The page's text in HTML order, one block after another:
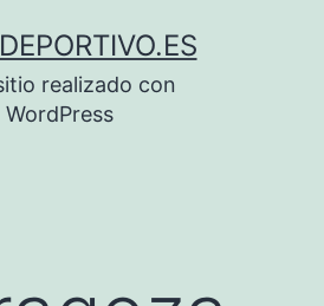
realizado con
WordPress